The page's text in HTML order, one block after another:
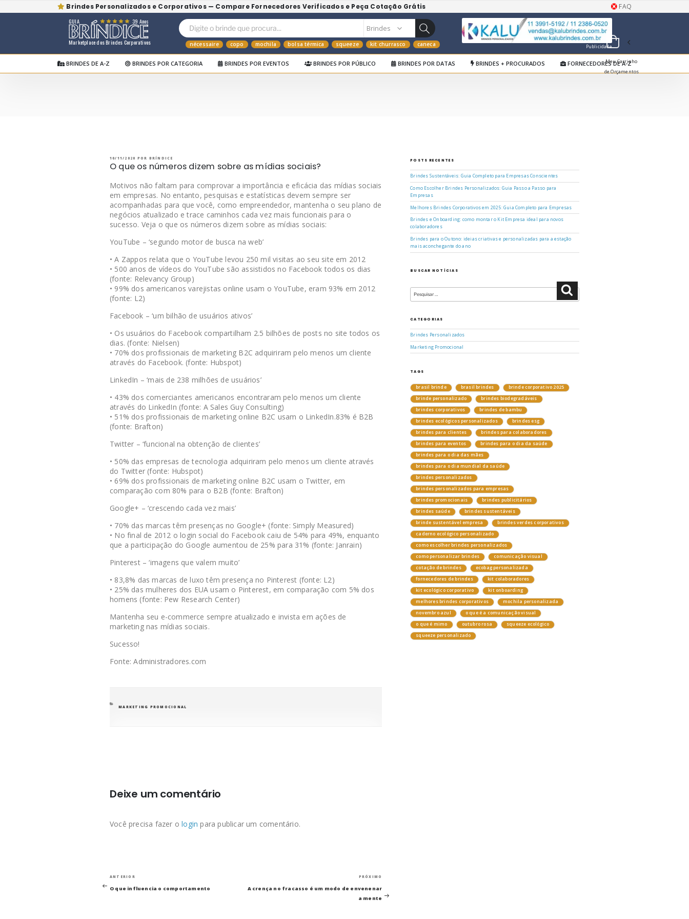
Brindes Personalizados e Corporativos — Compare Fornecedores Verificados e Peça Cotação Grátis FAQ
Marketplace dos Brindes Corporativos
GUIA 39 Anos
nécessaire copo mochila bolsa térmica squeeze kit churrasco caneca Publicidade
Meu Carrinho
de Orçamentos
BRINDES DE A-Z BRINDES POR CATEGORIA BRINDES POR EVENTOS BRINDES POR PÚBLICO BRINDES POR DATAS BRINDES + PROCURADOS FORNECEDORES DE A-Z
PUBLICADO
10/11/2020 POR BRÍNDICE
O que os números dizem sobre as mídias sociais?
Motivos não faltam para comprovar a importância e eficácia das mídias sociais
em empresas. No entanto, pesquisas e estatísticas devem sempre ser
acompanhadas para que você, como empreendedor, mantenha o seu plano de
negócios atualizado e trace caminhos cada vez mais funcionais para o
sucesso. Veja o que os números dizem sobre as mídias sociais:
YouTube – ‘segundo motor de busca na web’
• A Zappos relata que o YouTube levou 250 mil visitas ao seu site em 2012
• 500 anos de vídeos do YouTube são assistidos no Facebook todos os dias
(fonte: Relevancy Group)
• 99% dos americanos varejistas online usam o YouTube, eram 93% em 2012
(fonte: L2)
Facebook – ‘um bilhão de usuários ativos’
• Os usuários do Facebook compartilham 2.5 bilhões de posts no site todos os
dias. (fonte: Nielsen)
• 70% dos profissionais de marketing B2C adquiriram pelo menos um cliente
através do Facebook. (fonte: Hubspot)
LinkedIn – ‘mais de 238 milhões de usuários’
• 43% dos comerciantes americanos encontraram pelo menos um cliente
através do LinkedIn (fonte: A Sales Guy Consulting)
• 51% dos profissionais de marketing online B2C usam o LinkedIn.83% é B2B
(fonte: Brafton)
Twitter – ‘funcional na obtenção de clientes’
• 50% das empresas de tecnologia adquiriram pelo menos um cliente através
do Twitter (fonte: Hubspot)
• 69% dos profissionais de marketing online B2C usam o Twitter, em
comparação com 80% para o B2B (fonte: Brafton)
Google+ – ‘crescendo cada vez mais’
• 70% das marcas têm presenças no Google+ (fonte: Simply Measured)
• No final de 2012 o login social do Facebook caiu de 54% para 49%, enquanto
que a participação do Google aumentou de 25% para 31% (fonte: Janrain)
Pinterest – ‘imagens que valem muito’
• 83,8% das marcas de luxo têm presença no Pinterest (fonte: L2)
• 25% das mulheres dos EUA usam o Pinterest, em comparação com 5% dos
homens (fonte: Pew Research Center)
Mantenha seu e-commerce sempre atualizado e invista em ações de
marketing nas mídias sociais.
Sucesso!
Fonte: Administradores.com
CATEGORIAS
MARKETING PROMOCIONAL
Deixe um comentário
Você precisa fazer ologin para publicar um comentário.
Navegação
Post
anterior
ANTERIOR
O que influencia o comportamento
post
PRÓXIMO
A crença no fracasso é um modo de envenenar
a mente
POSTS RECENTES
Brindes Sustentáveis: Guia Completo para Empresas Conscientes
Como Escolher Brindes Personalizados: Guia Passo a Passo para
Empresas
Melhores Brindes Corporativos em 2025: Guia Completo para Empresas
Brindes e Onboarding: como montar o Kit Empresa ideal para novos
colaboradores
Brindes para o Outono: ideias criativas e personalizadas para a estação
mais aconchegante do ano
BUSCAR NOTÍCIAS
por:
Pesquisar
CATEGORIAS
Brindes Personalizados
Marketing Promocional
TAGS
brasil brinde brasil brindes
brinde corporativo 2025
brinde personalizado
brindes biodegradáveis
brindes corporativos
brindes de bambu
brindes ecológicos personalizados
brindes esg
brindes para clientes
brindes para colaboradores
brindes para eventos
brindes para o dia da saúde
brindes para o dia das mães
brindes para o dia mundial da saúde
brindes personalizados
brindes personalizados para empresas
brindes promocionais
brindes publicitários
brindes saúde
brindes sustentáveis
brinde sustentável empresa
brindes verdes corporativos
caderno ecológico personalizado
como escolher brindes personalizados
como personalizar brindes
comunicação visual
cotação de brindes
ecobag personalizada
fornecedores de brindes
kit colaboradores
kit ecológico corporativo
kit onboarding
melhores brindes corporativos
mochila personalizada
novembro azul
o que é a comunicação visual
o que é mimo
outubro rosa
squeeze ecológico
squeeze personalizado